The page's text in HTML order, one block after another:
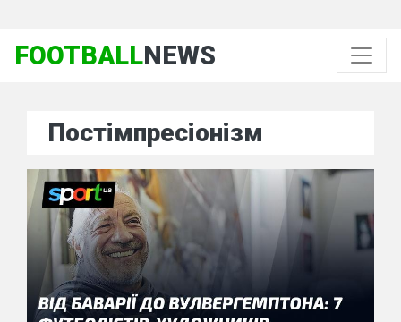
FOOTBALLNEWS
Постімпресіонізм